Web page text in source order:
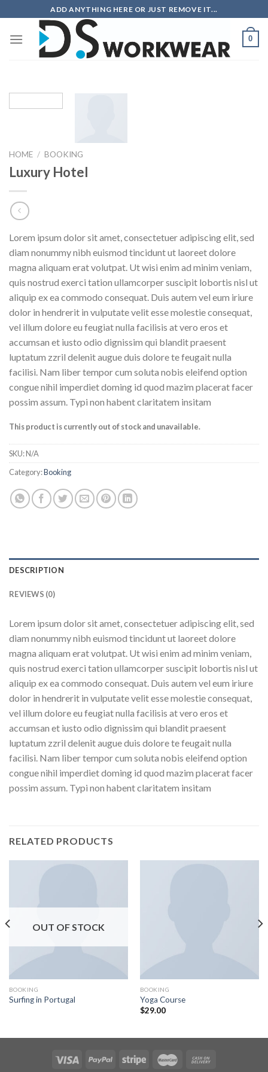
to
content
ADD ANYTHING HERE OR JUST REMOVE IT...
0
HOME / BOOKING
Luxury Hotel
Lorem ipsum dolor sit amet, consectetuer adipiscing elit, sed
diam nonummy nibh euismod tincidunt ut laoreet dolore
magna aliquam erat volutpat. Ut wisi enim ad minim veniam,
quis nostrud exerci tation ullamcorper suscipit lobortis nisl ut
aliquip ex ea commodo consequat. Duis autem vel eum iriure
dolor in hendrerit in vulputate velit esse molestie consequat,
vel illum dolore eu feugiat nulla facilisis at vero eros et
accumsan et iusto odio dignissim qui blandit praesent
luptatum zzril delenit augue duis dolore te feugait nulla
facilisi. Nam liber tempor cum soluta nobis eleifend option
congue nihil imperdiet doming id quod mazim placerat facer
possim assum. Typi non habent claritatem insitam
This product is currently out of stock and unavailable.
SKU:N/A
Category:Booking
DESCRIPTION
REVIEWS (0)
Lorem ipsum dolor sit amet, consectetuer adipiscing elit, sed
diam nonummy nibh euismod tincidunt ut laoreet dolore
magna aliquam erat volutpat. Ut wisi enim ad minim veniam,
quis nostrud exerci tation ullamcorper suscipit lobortis nisl ut
aliquip ex ea commodo consequat. Duis autem vel eum iriure
dolor in hendrerit in vulputate velit esse molestie consequat,
vel illum dolore eu feugiat nulla facilisis at vero eros et
accumsan et iusto odio dignissim qui blandit praesent
luptatum zzril delenit augue duis dolore te feugait nulla
facilisi. Nam liber tempor cum soluta nobis eleifend option
congue nihil imperdiet doming id quod mazim placerat facer
possim assum. Typi non habent claritatem insitam
RELATED PRODUCTS
OUT OF STOCK
BOOKING
Surfing in Portugal
BOOKING
Yoga Course
$29.00